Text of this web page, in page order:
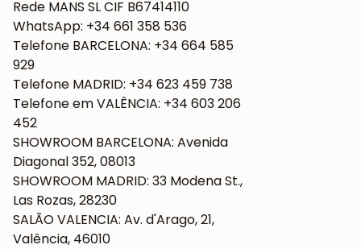
Rede MANS SL CIF B67414110
WhatsApp: +34 661 358 536
Telefone BARCELONA: +34 664 585
929
Telefone MADRID: +34 623 459 738
Telefone em VALÊNCIA: +34 603 206
452
SHOWROOM BARCELONA: Avenida
Diagonal 352, 08013
SHOWROOM MADRID: 33 Modena St.,
Las Rozas, 28230
SALÃO VALENCIA: Av. d'Arago, 21,
Valência, 46010